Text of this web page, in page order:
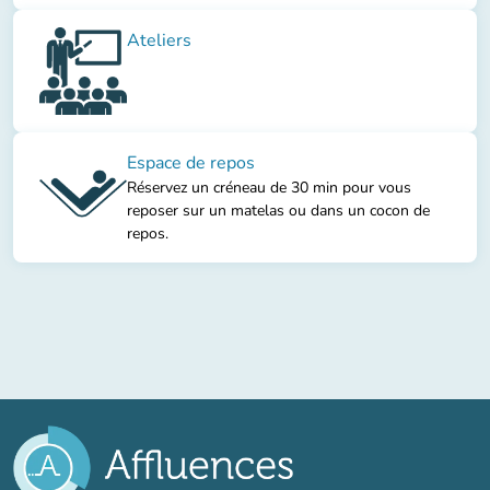
Ateliers
Espace de repos
Réservez un créneau de 30 min pour vous
reposer sur un matelas ou dans un cocon de
repos.